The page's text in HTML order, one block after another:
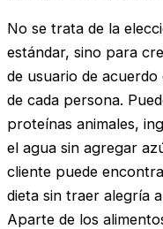
No se trata de la
estándar, sino para
de usuario de acuerdo
de cada persona.
proteínas animales,
el agua sin agregar
cliente puede
dieta sin traer alegría
Aparte de los